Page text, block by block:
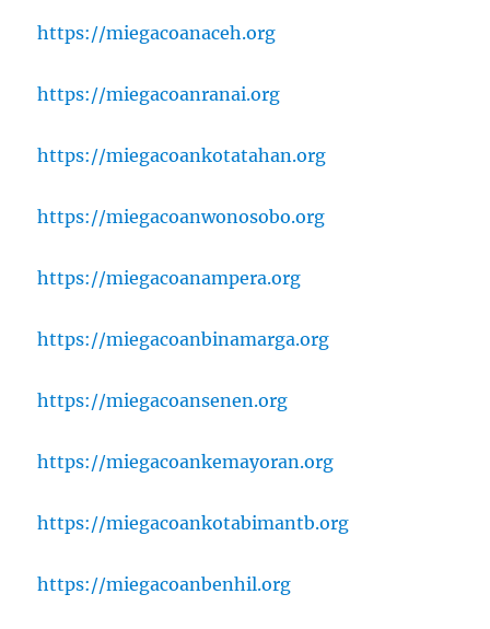
https://miegacoanaceh.org
https://miegacoanranai.org
https://miegacoankotatahan.org
https://miegacoanwonosobo.org
https://miegacoanampera.org
https://miegacoanbinamarga.org
https://miegacoansenen.org
https://miegacoankemayoran.org
https://miegacoankotabimantb.org
https://miegacoanbenhil.org